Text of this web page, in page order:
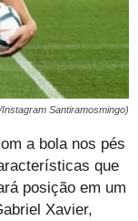
Santiramosmingo)
a bola nos pés
que
posição em um
Xavier,